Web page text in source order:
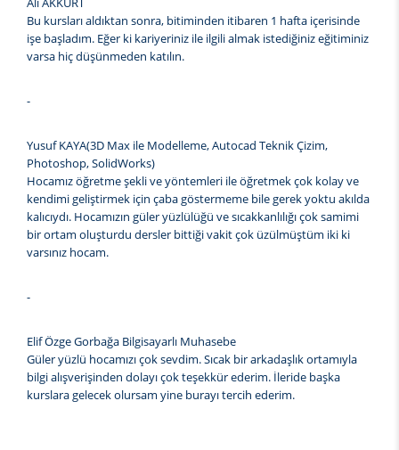
Bu kursları aldıktan sonra, bitiminden itibaren 1 hafta içerisinde
işe başladım. Eğer ki kariyeriniz ile ilgili almak istediğiniz eğitiminiz
varsa hiç düşünmeden katılın.
-
Yusuf KAYA(3D Max ile Modelleme, Autocad Teknik Çizim,
Photoshop, SolidWorks)
Hocamız öğretme şekli ve yöntemleri ile öğretmek çok kolay ve
kendimi geliştirmek için çaba göstermeme bile gerek yoktu akılda
kalıcıydı. Hocamızın güler yüzlülüğü ve sıcakkanlılığı çok samimi
bir ortam oluşturdu dersler bittiği vakit çok üzülmüştüm iki ki
varsınız hocam.
-
Elif Özge Gorbağa Bilgisayarlı Muhasebe
Güler yüzlü hocamızı çok sevdim. Sıcak bir arkadaşlık ortamıyla
bilgi alışverişinden dolayı çok teşekkür ederim. İleride başka
kurslara gelecek olursam yine burayı tercih ederim.